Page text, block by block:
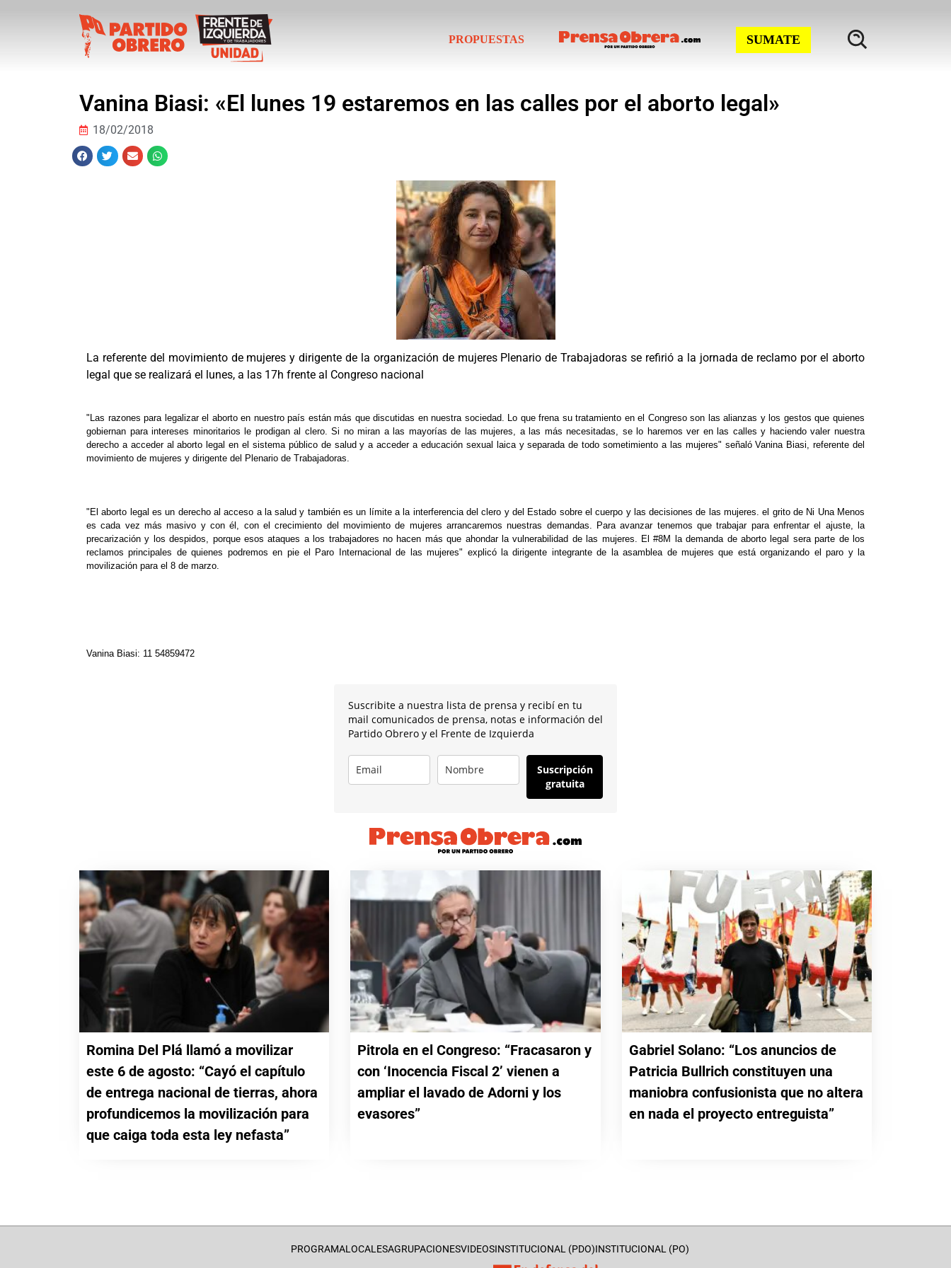
PROPUESTAS SUMATE
Vanina Biasi: «El lunes 19 estaremos en las calles por el aborto legal»
18/02/2018
La referente del movimiento de mujeres y dirigente de la organización de mujeres Plenario de Trabajadoras se refirió a la jornada de reclamo por el aborto
legal que se realizará el lunes, a las 17h frente al Congreso nacional
"Las razones para legalizar el aborto en nuestro país están más que discutidas en nuestra sociedad. Lo que frena su tratamiento en el Congreso son las alianzas y los gestos que quienes
gobiernan para intereses minoritarios le prodigan al clero. Si no miran a las mayorías de las mujeres, a las más necesitadas, se lo haremos ver en las calles y haciendo valer nuestra
derecho a acceder al aborto legal en el sistema público de salud y a acceder a educación sexual laica y separada de todo sometimiento a las mujeres" señaló Vanina Biasi, referente del
movimiento de mujeres y dirigente del Plenario de Trabajadoras.
"El aborto legal es un derecho al acceso a la salud y también es un límite a la interferencia del clero y del Estado sobre el cuerpo y las decisiones de las mujeres. el grito de Ni Una Menos
es cada vez más masivo y con él, con el crecimiento del movimiento de mujeres arrancaremos nuestras demandas. Para avanzar tenemos que trabajar para enfrentar el ajuste, la
precarización y los despidos, porque esos ataques a los trabajadores no hacen más que ahondar la vulnerabilidad de las mujeres. El #8M la demanda de aborto legal sera parte de los
reclamos principales de quienes podremos en pie el Paro Internacional de las mujeres" explicó la dirigente integrante de la asamblea de mujeres que está organizando el paro y la
movilización para el 8 de marzo.
Vanina Biasi: 11 54859472
Suscribite a nuestra lista de prensa y recibí en tu
mail comunicados de prensa, notas e información del
Partido Obrero y el Frente de Izquierda
Suscripción
gratuita
Romina Del Plá llamó a movilizar
este 6 de agosto: “Cayó el capítulo
de entrega nacional de tierras, ahora
profundicemos la movilización para
que caiga toda esta ley nefasta”
Pitrola en el Congreso: “Fracasaron y
con ‘Inocencia Fiscal 2’ vienen a
ampliar el lavado de Adorni y los
evasores”
Gabriel Solano: “Los anuncios de
Patricia Bullrich constituyen una
maniobra confusionista que no altera
en nada el proyecto entreguista”
PROGRAMALOCALESAGRUPACIONESVIDEOSINSTITUCIONAL (PDO)INSTITUCIONAL (PO)